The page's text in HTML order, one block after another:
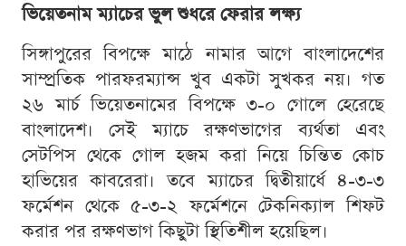
ভিয়েতনাম ম্যাচের ভুল শুধরে ফেরার লক্ষ্য
সিঙ্গাপুরের বিপক্ষে মাঠে নামার আগে বাংলাদেশের
সাম্প্রতিক পারফরম্যান্স খুব একটা সুখকর নয়। গত
২৬ মার্চ ভিয়েতনামের বিপক্ষে ৩-০ গোলে হেরেছে
বাংলাদেশ। সেই ম্যাচে রক্ষণভাগের ব্যর্থতা এবং
সেটপিস থেকে গোল হজম করা নিয়ে চিন্তিত কোচ
হাভিয়ের কাবরেরা। তবে ম্যাচের দ্বিতীয়ার্ধে ৪-৩-৩
ফর্মেশন থেকে ৫-৩-২ ফর্মেশনে টেকনিক্যাল শিফট
করার পর রক্ষণভাগ কিছুটা স্থিতিশীল হয়েছিল।